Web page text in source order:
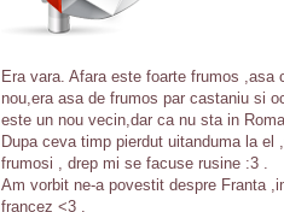
Era vara. Afara este foarte frumos
nou,era asa de frumos par castaniu si
este un nou vecin,dar ca nu sta in
Dupa ceva timp pierdut uitanduma la
frumosi , drep mi se facuse rusine :3 .
Am vorbit ne-a povestit despre Franta
francez <3 .